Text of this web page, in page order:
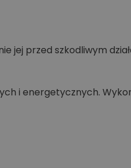
jej przed szkodliwym
i energetycznych.